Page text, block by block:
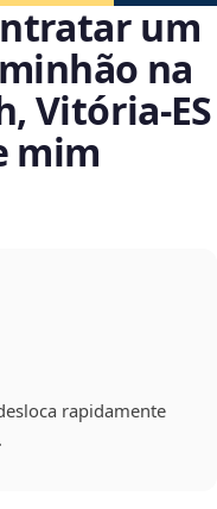
um
na
Vitória‑ES
mim
rapidamente